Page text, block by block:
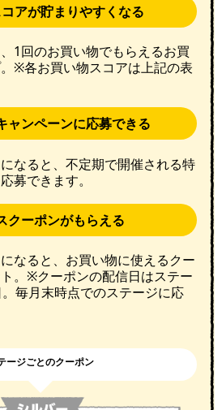
アが貯まりやすくなる
1回のお買い物でもらえるお買
※各お買い物スコアは上記の表
ャンペーンに応募できる
なると、不定期で開催される特
募できます。
クーポンがもらえる
なると、お買い物に使えるクー
。※クーポンの配信日はステー
毎月末時点でのステージに応
ージごとのクーポン